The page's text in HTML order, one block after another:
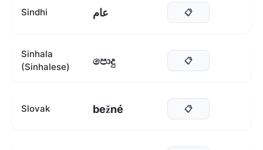
Sindhi عام 📋
Sinhala
(Sinhalese)
පොදු 📋
Slovak bežné 📋